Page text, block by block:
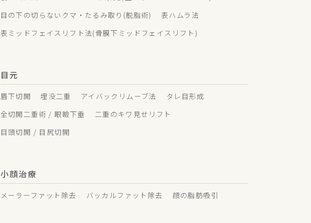
目の下の切らないクマ・たるみ取り(脱脂術)
表ハムラ法
表ミッドフェイスリフト法(骨膜下ミッドフェイスリフト)
目元
眉下切開 埋没二重 アイバックリムーブ法
タレ目形成
全切開二重術 / 眼瞼下垂
二重のキワ見せリフト
目頭切開 / 目尻切開
小顔治療
メーラーファット除去 バッカルファット除去 顔の脂肪吸引